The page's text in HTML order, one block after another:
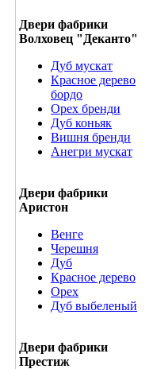
Двери фабрики
Волховец "Деканто"
Дуб мускат
Красное дерево
бордо
Орех бренди
Дуб коньяк
Вишня бренди
Анегри мускат
Двери фабрики
Аристон
Венге
Черешня
Дуб
Красное дерево
Орех
Дуб выбеленый
Двери фабрики
Престиж